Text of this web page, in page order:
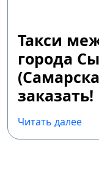
Такси
города
заказать!
Читать далее